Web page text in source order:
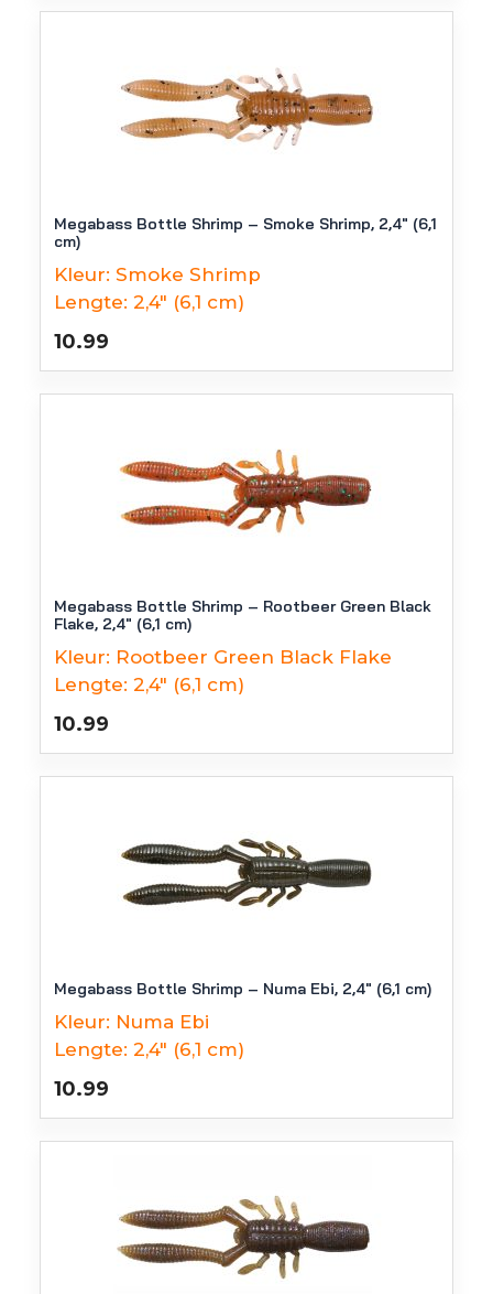
Megabass Bottle Shrimp – Smoke Shrimp, 2,4″ (6,1
cm)
Kleur: Smoke Shrimp
Lengte: 2,4" (6,1 cm)
10.99
Megabass Bottle Shrimp – Rootbeer Green Black
Flake, 2,4″ (6,1 cm)
Kleur: Rootbeer Green Black Flake
Lengte: 2,4" (6,1 cm)
10.99
Megabass Bottle Shrimp – Numa Ebi, 2,4″ (6,1 cm)
Kleur: Numa Ebi
Lengte: 2,4" (6,1 cm)
10.99